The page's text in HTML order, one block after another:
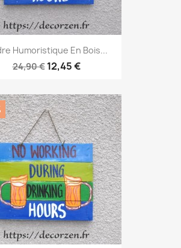
Humoristique En Bois...
24,90 € 12,45 €